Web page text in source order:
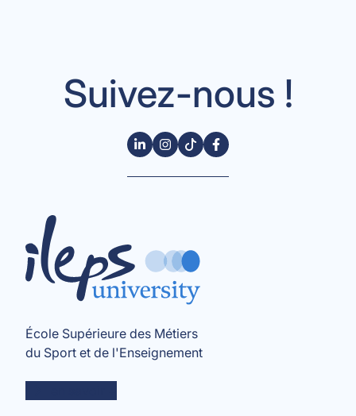
Suivez-nous !
École Supérieure des Métiers
du Sport et de l'Enseignement